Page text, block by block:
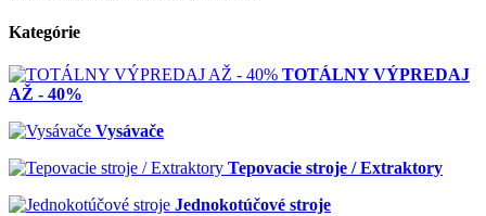
Kategórie
TOTÁLNY VÝPREDAJ
AŽ - 40%
Vysávače
Tepovacie stroje / Extraktory
Jednokotúčové stroje